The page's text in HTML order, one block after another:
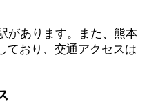
があります。また、熊本
ており、交通アクセスは